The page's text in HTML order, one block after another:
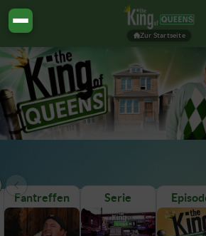
Zur Startseite
Fantreffen Serie